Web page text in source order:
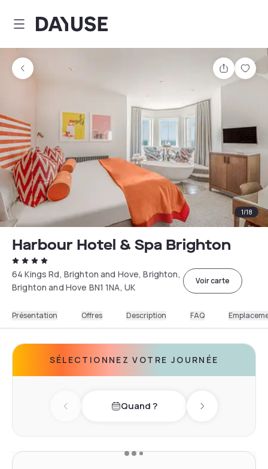
Dayuse
Partager
1/18
Harbour Hotel & Spa Brighton
64 Kings Rd, Brighton and Hove, Brighton,
Brighton and Hove BN1 1NA, UK
Voir carte
Présentation Offres Description FAQ
SÉLECTIONNEZ VOTRE JOURNÉE
Previous dayQuand ? Next day